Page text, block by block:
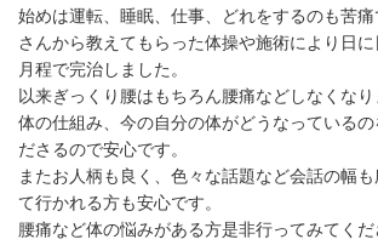
始めは運転、睡眠、仕事、どれをするのも苦
さんから教えてもらった体操や施術により日
月程で完治しました。
以来ぎっくり腰はもちろん腰痛などしなくなり
体の仕組み、今の自分の体がどうなっているの
ださるので安心です。
またお人柄も良く、色々な話題など会話の幅
て行かれる方も安心です。
腰痛など体の悩みがある方是非行ってみてくだ